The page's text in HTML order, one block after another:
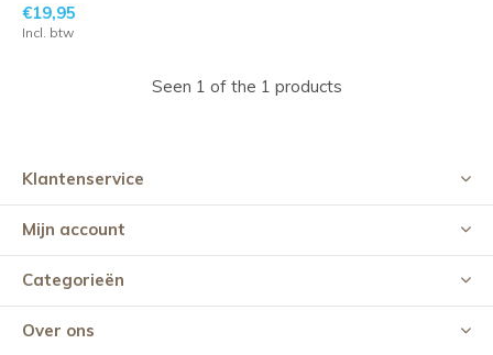
€19,95
Incl. btw
Seen 1 of the 1 products
Klantenservice
Mijn account
Categorieën
Over ons